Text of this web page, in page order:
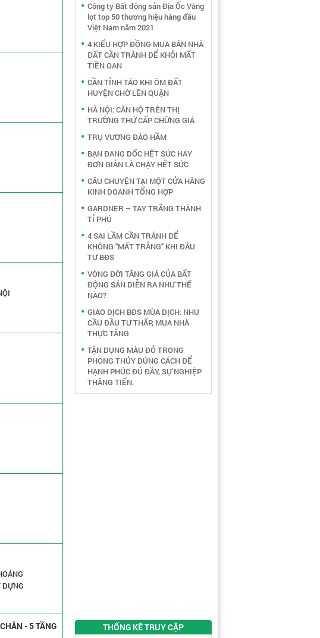
- 5 TẦNG
Công ty Bất động sản Địa Ốc Vàng
lọt top 50 thương hiệu hàng đầu
Việt Nam năm 2021
4 KIỂU HỢP ĐỒNG MUA BÁN NHÀ
ĐẤT CẦN TRÁNH ĐỂ KHỎI MẤT
TIỀN OAN
CẦN TỈNH TÁO KHI ÔM ĐẤT
HUYỆN CHỜ LÊN QUẬN
HÀ NỘI: CĂN HỘ TRÊN THỊ
TRƯỜNG THỨ CẤP CHỮNG GIÁ
TRỤ VƯƠNG ĐÀO HẦM
BẠN ĐANG DỐC HẾT SỨC HAY
ĐƠN GIẢN LÀ CHẠY HẾT SỨC
CÂU CHUYỆN TẠI MỘT CỬA HÀNG
KINH DOANH TỔNG HỢP
GARDNER – TAY TRẮNG THÀNH
TỈ PHÚ
4 SAI LẦM CẦN TRÁNH ĐỂ
KHÔNG "MẤT TRẮNG" KHI ĐẦU
TƯ BĐS
VÒNG ĐỜI TĂNG GIÁ CỦA BẤT
ĐỘNG SẢN DIỄN RA NHƯ THẾ
NÀO?
GIAO DỊCH BĐS MÙA DỊCH: NHU
CẦU ĐẦU TƯ THẤP, MUA NHÀ
THỰC TĂNG
TẬN DỤNG MÀU ĐỎ TRONG
PHONG THỦY ĐÚNG CÁCH ĐỂ
HẠNH PHÚC ĐỦ ĐẦY, SỰ NGHIỆP
THĂNG TIẾN.
THỐNG KÊ TRUY CẬP